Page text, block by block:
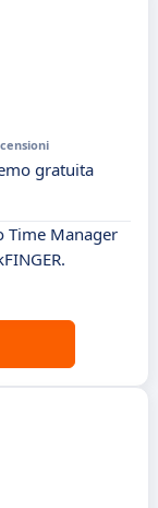
gratuita
Time Manager